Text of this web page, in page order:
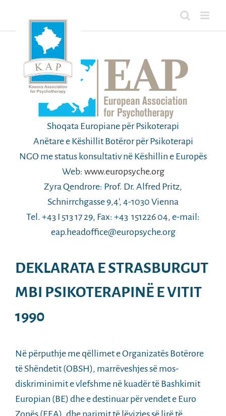
Shoqata Europiane për Psikoterapi
Anëtare e Këshillit Botëror për Psikoterapi
NGO me status konsultativ në Këshillin e Europës
Web: www.europsyche.org
Zyra Qendrore: Prof. Dr. Alfred Pritz,
Schnirrchgasse 9,4′, 4-1030 Vienna
Tel. +43 I 513 17 29, Fax: +43 151226 04, e-mail:
eap.headoffice@europsyche.org
DEKLARATA E STRASBURGUT
MBI PSIKOTERAPINË E VITIT
1990
Në përputhje me qëllimet e Organizatës Botërore
të Shëndetit (OBSH), marrëveshjes së mos-
diskriminimit e vlefshme në kuadër të Bashkimit
Europian (BE) dhe e destinuar për vendet e Euro